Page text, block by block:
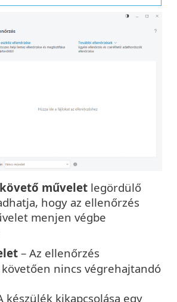
művelet legördülő
hogy az ellenőrzés
menjen végbe
– Az ellenőrzés
nincs végrehajtandó
készülék kikapcsolása egy